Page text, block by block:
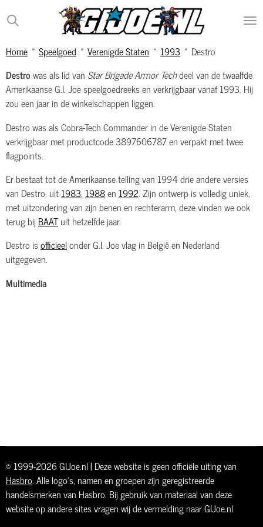
Ga
direct
de
Home » Speelgoed » Verenigde Staten » 1993 » Destro
Destrowas als lid van Star Brigade Armor Techdeel van de twaalfde
Amerikaanse G.I. Joe speelgoedreeks en verkrijgbaar vanaf 1993. Hij
zou een jaar in de winkelschappen liggen.
Destro was als Cobra-Tech Commander in de Verenigde Staten
verkrijgbaar met productcode 3897606787 en verpakt met twee
flagpoints.
Er bestaat tot de Amerikaanse telling van 1994 drie andere versies
van Destro, uit1983, 1988en 1992. Zijn ontwerp is volledig uniek,
met uitzondering van zijn benen en rechterarm, deze vinden we ook
terug bij BAATuit hetzelfde jaar.
Destro isofficieelonder G.I. Joe vlag in België en Nederland
uitgegeven.
Multimedia
© 1999-2026 GIJoe.nl | Deze website is geen officiële uiting van
Hasbro. Alle logo's, namen en groepen zijn geregistreerde
handelsmerken van Hasbro. Bij gebruik van materiaal van deze
website op andere sites vragen wij de vermelding naar GIJoe.nl